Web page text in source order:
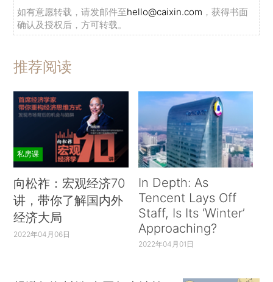
如有意愿转载，请发邮件至hello@caixin.com ，获得书面
确认及授权后，方可转载。
推荐阅读
私房课
向松祚：宏观经济70
讲，带你了解国内外
经济大局
2022年04月06日
In Depth: As
Tencent Lays Off
Staff, Is Its ‘Winter’
Approaching?
2022年04月01日